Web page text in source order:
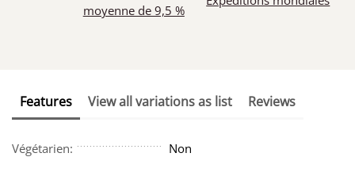
moyenne de 9,5 %
Features View all variations as list Reviews
Végétarien: Non